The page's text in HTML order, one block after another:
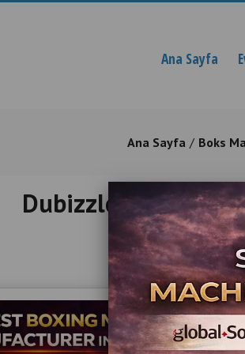
Ana Sayfa
Ana Sayfa Boks
Dubizzle Boks
Wholesale